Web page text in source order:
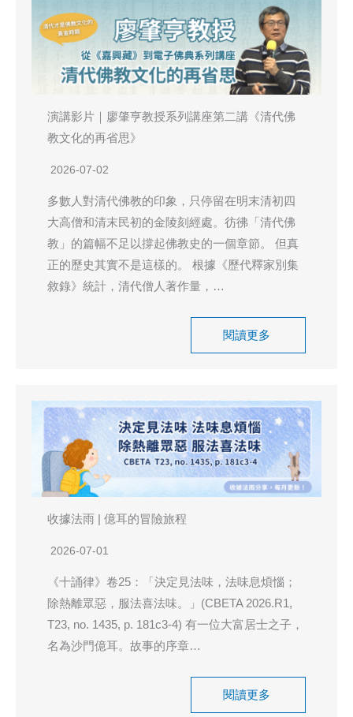
演講影片｜廖肇亨教授系列講座第二講《清代佛
教文化的再省思》
2026-07-02
多數人對清代佛教的印象，只停留在明末清初四
大高僧和清末民初的金陵刻經處。彷彿「清代佛
教」的篇幅不足以撐起佛教史的一個章節。 但真
正的歷史其實不是這樣的。 根據《歷代釋家別集
敘錄》統計，清代僧人著作量，…
閱讀更多
收據法雨 | 億耳的冒險旅程
2026-07-01
《十誦律》卷25：「決定見法味，法味息煩惱；
除熱離眾惡，服法喜法味。」(CBETA 2026.R1,
T23, no. 1435, p. 181c3-4) 有一位大富居士之子，
名為沙門億耳。故事的序章…
閱讀更多